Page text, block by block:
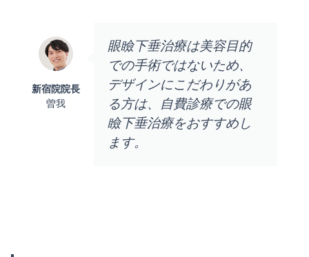
眼瞼下垂治療は美容目的
での手術ではないため、
デザインにこだわりがあ
る方は、自費診療での眼
瞼下垂治療をおすすめし
ます。
新宿院院長
曽我